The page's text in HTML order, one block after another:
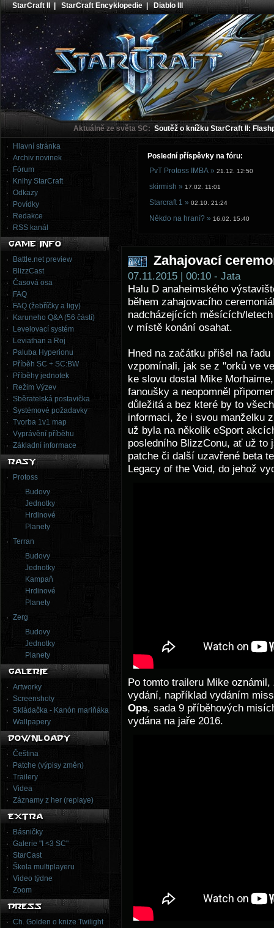
StarCraft II |StarCraft Encyklopedie|Diablo III
Aktuálně ze světa SC: Soutěž o knížku StarCraft II:
Hlavní stránka
Archiv novinek
Fórum
Knihy StarCraft
Odkazy
Povídky
Redakce
RSS kanál
Battle.net preview
BlizzCast
Časová osa
FAQ
FAQ (žebříčky a ligy)
Karuneho Q&A (56 částí)
Levelovací systém
Leviathan a Roj
Paluba Hyperionu
Příběh SC + SC:BW
Příběhy jednotek
Režim Výzev
Sběratelská postavička
Systémové požadavky
Tvorba 1v1 map
Vyprávění příběhu
Základní informace
Protoss
Budovy
Jednotky
Hrdinové
Planety
Terran
Budovy
Jednotky
Kampaň
Hrdinové
Planety
Zerg
Budovy
Jednotky
Planety
Artworky
Screenshoty
Skládačka - Kanón mariňáka
Wallpapery
Čeština
Patche (výpisy změn)
Trailery
Videa
Záznamy z her (replaye)
Básničky
Galerie "I <3 SC"
StarCast
Škola multiplayeru
Video týdne
Zoom
Ch. Golden o knize Twilight
Poslední příspěvky na fóru:
PvT Protoss IMBA » 21.12. 12:50
skirmish » 17.02. 11:01
Starcraft 1 » 02.10. 21:24
Někdo na hraní? » 16.02. 15:40
Zahajovací
07.11.2015 | 00:10 - Jata
Halu D anaheimského
během zahajovacího
nadcházejících měsících/
v místě konání osahat.
Hned na začátku přišel na
vzpomínali, jak se z "orků ve
ke slovu dostal Mike
fanoušky a neopomněl
důležitá a bez které by to
informaci, že i svou manželku
už byla na několik eSport
posledního BlizzConu, ať už to
patche či další uzavřené beta
Legacy of the Void, do jehož
Po tomto traileru Mike
vydání, například vydáním
Ops, sada 9 příběhových
vydána na jaře 2016.